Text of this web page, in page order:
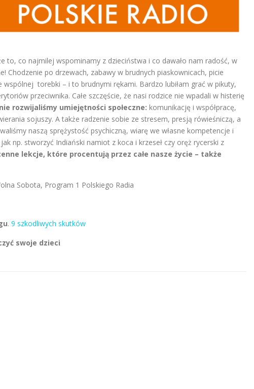
to, co najmilej wspominamy z dzieciństwa i co dawało nam radość, w
Chodzenie po drzewach, zabawy w brudnych piaskownicach, picie
torebki – i to brudnymi rękami. Bardzo lubiłam grać w pikuty,
przeciwnika. Całe szczęście, że nasi rodzice nie wpadali w histerię
rozwijaliśmy umiejętności społeczne: komunikację i współpracę,
sojuszy. A także radzenie sobie ze stresem, presją rówieśniczą, a
naszą sprężystość psychiczną, wiarę we własne kompetencje i
np. stworzyć Indiański namiot z koca i krzeseł czy oręż rycerski z
lekcje, które procentują przez całe nasze życie – także
Sobota, Program 1 Polskiego Radia
. 9 szkodliwych skutków
swoje dzieci